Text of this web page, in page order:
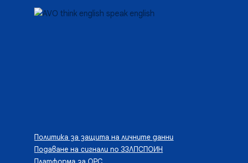
Политика за защита на личните данни
Подаване на сигнали по ЗЗЛПСПОИН